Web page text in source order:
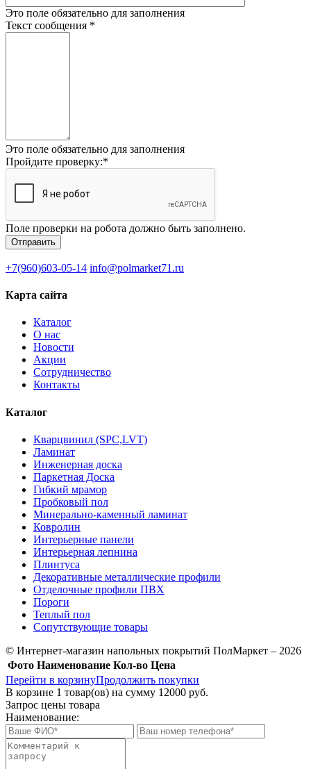
Это поле обязательно для заполнения
Текст сообщения *
Это поле обязательно для заполнения
Пройдите проверку:*
Поле проверки на робота должно быть заполнено.
+7(960)603-05-14 info@polmarket71.ru
Карта сайта
Каталог
О нас
Новости
Акции
Сотрудничество
Контакты
Каталог
Кварцвинил (SPC,LVT)
Ламинат
Инженерная доска
Паркетная Доска
Гибкий мрамор
Пробковый пол
Минерально-каменный ламинат
Ковролин
Интерьерные панели
Интерьерная лепнина
Плинтуса
Декоративные металлические профили
Отделочные профили ПВХ
Пороги
Теплый пол
Сопутствующие товары
© Интернет-магазин напольных покрытий ПолМаркет – 2026
Фото Наименование Кол-во Цена
Перейти в корзинуПродолжить покупки
В корзине 1 товар(ов) на сумму 12000 руб.
Запрос цены товара
Наименование: